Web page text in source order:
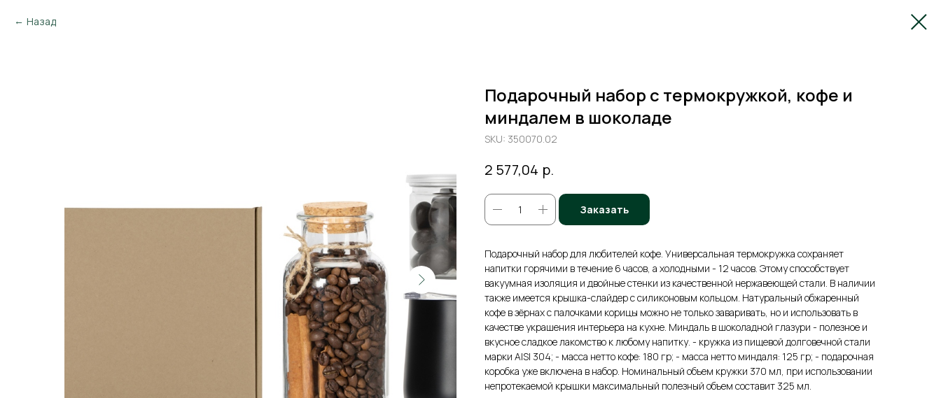
Назад
Подарочный набор с термокружкой, кофе и
миндалем в шоколаде
SKU: 350070.02
2 577,04 р.
Заказать
Подарочный набор для любителей кофе. Универсальная термокружка сохраняет
напитки горячими в течение 6 часов, а холодными - 12 часов. Этому способствует
вакуумная изоляция и двойные стенки из качественной нержавеющей стали. В наличии
также имеется крышка-слайдер с силиконовым кольцом. Натуральный обжаренный
кофе в зёрнах с палочками корицы можно не только заваривать, но и использовать в
качестве украшения интерьера на кухне. Миндаль в шоколадной глазури - полезное и
вкусное сладкое лакомство к любому напитку. - кружка из пищевой долговечной стали
марки AISI 304; - масса нетто кофе: 180 гр; - масса нетто миндаля: 125 гр; - подарочная
коробка уже включена в набор. Номинальный объем кружки 370 мл, при использовании
непротекаемой крышки максимальный полезный объем составит 325 мл.